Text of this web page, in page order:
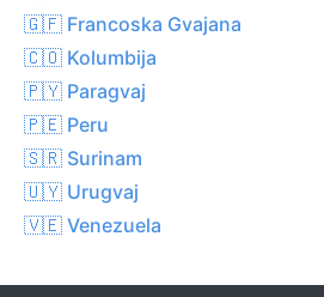
🇬🇫 Francoska Gvajana
🇨🇴 Kolumbija
🇵🇾 Paragvaj
🇵🇪 Peru
🇸🇷 Surinam
🇺🇾 Urugvaj
🇻🇪 Venezuela